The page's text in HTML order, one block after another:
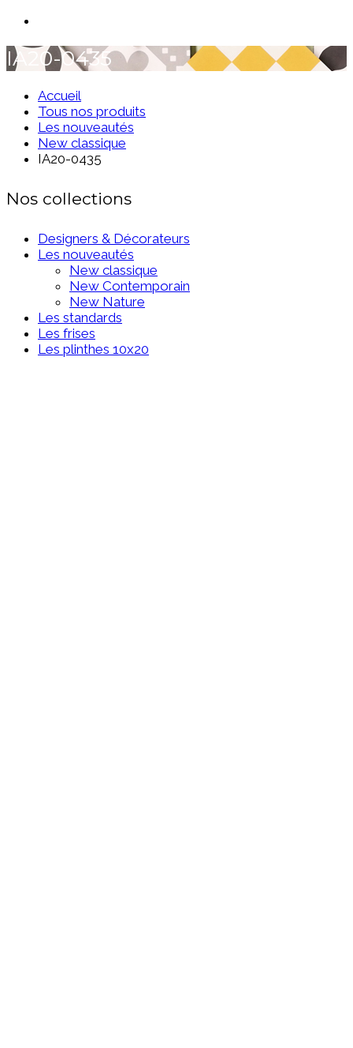
IA20-0435
Accueil
Tous nos produits
Les nouveautés
New classique
IA20-0435
Nos collections
Designers & Décorateurs
Les nouveautés
New classique
New Contemporain
New Nature
Les standards
Les frises
Les plinthes 10x20